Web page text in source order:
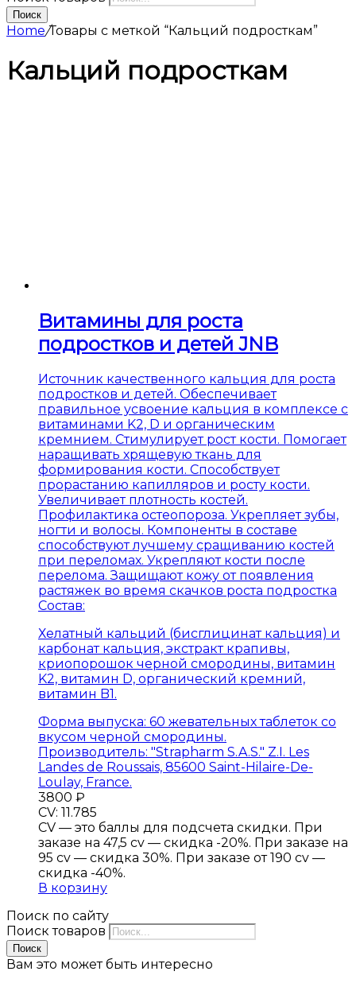
Поиск
Home/Товары с меткой “Кальций подросткам”
Кальций подросткам
Витамины для роста
подростков и детей JNB
Источник качественного кальция для роста
подростков и детей. Обеспечивает
правильное усвоение кальция в комплексе с
витаминами K2, D и органическим
кремнием. Стимулирует рост кости. Помогает
наращивать хрящевую ткань для
формирования кости. Способствует
прорастанию капилляров и росту кости.
Увеличивает плотность костей.
Профилактика остеопороза. Укрепляет зубы,
ногти и волосы. Компоненты в составе
способствуют лучшему сращиванию костей
при переломах. Укрепляют кости после
перелома. Защищают кожу от появления
растяжек во время скачков роста подростка
Состав:
Хелатный кальций (бисглицинат кальция) и
карбонат кальция, экстракт крапивы,
криопорошок черной смородины, витамин
K2, витамин D, органический кремний,
витамин B1.
Форма выпуска: 60 жевательных таблеток со
вкусом черной смородины.
Производитель: "Strapharm S.A.S." Z.I. Les
Landes de Roussais, 85600 Saint-Hilaire-De-
Loulay, France.
3800 ₽
CV: 11.785
CV — это баллы для подсчета скидки. При
заказе на 47,5 cv — скидка -20%. При заказе на
95 cv — скидка 30%. При заказе от 190 cv —
скидка -40%.
В корзину
Поиск по сайту
Поиск товаров
Поиск
Вам это может быть интересно